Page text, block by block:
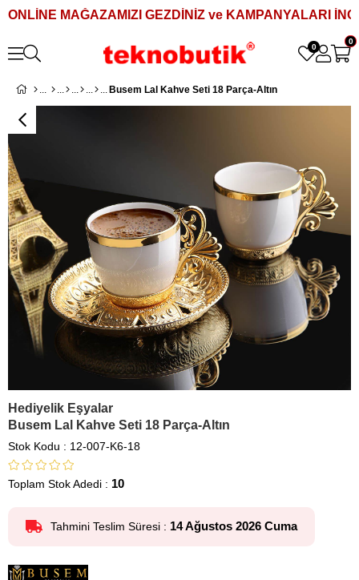
ONLİNE MAĞAZAMIZI GEZDİNİZ ve KAMPANYALARI
0
0
Busem Lal Kahve Seti 18 Parça-Altın
Hediyelik Eşyalar
Busem Lal Kahve Seti 18 Parça-Altın
Stok Kodu 12-007-K6-18
Toplam Stok Adedi : 10
Tahmini Teslim Süresi : 14 Ağustos 2026 Cuma